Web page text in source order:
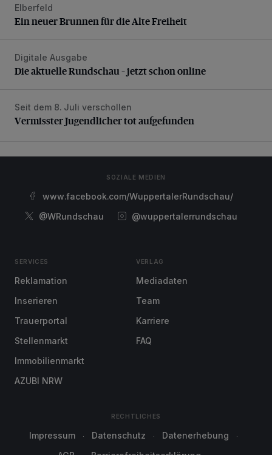
Ein neuer Brunnen für die Alte Freiheit
Elberfeld
Ein neuer Brunnen für die Alte Freiheit
Die aktuelle Rundschau – jetzt schon online
Digitale Ausgabe
Die aktuelle Rundschau – jetzt schon online
Vermisster Jugendlicher tot aufgefunden
Seit dem 8. Juli verschollen
Vermisster Jugendlicher tot aufgefunden
SOZIALE MEDIEN
www.facebook.com/WuppertalerRundschau/
@WRundschau
@wuppertalerrundschau
SERVICES
Reklamation
Inserieren
Trauerportal
Stellenmarkt
Immobilienmarkt
AZUBI NRW
VERLAG
Mediadaten
Team
Karriere
FAQ
RECHTLICHES
Impressum Datenschutz
Datenerhebung